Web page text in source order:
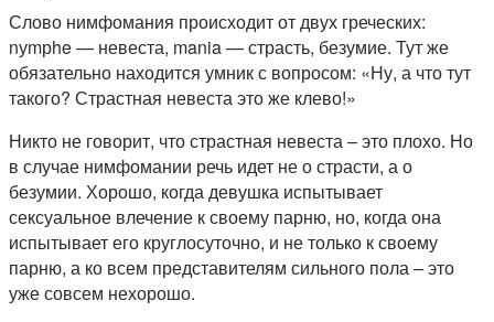
Слово нимфомания происходит от двух греческих:
nуmрhe — невеста, mania — страсть, безумие. Тут же
обязательно находится умник с вопросом: «Ну, а что тут
такого? Страстная невеста это же клево!»
Никто не говорит, что страстная невеста – это плохо. Но
в случае нимфомании речь идет не о страсти, а о
безумии. Хорошо, когда девушка испытывает
сексуальное влечение к своему парню, но, когда она
испытывает его круглосуточно, и не только к своему
парню, а ко всем представителям сильного пола – это
уже совсем нехорошо.